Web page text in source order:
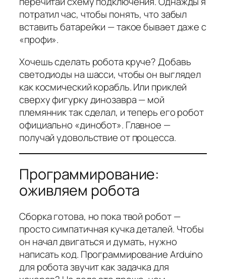
потратил час, чтобы понять, что забыл
вставить батарейки — такое бывает даже с
«профи».
Хочешь сделать робота круче? Добавь
светодиоды на шасси, чтобы он выглядел
как космический корабль. Или приклей
сверху фигурку динозавра — мой
племянник так сделал, и теперь его робот
официально «динобот». Главное —
получай удовольствие от процесса.
Программирование:
оживляем робота
Сборка готова, но пока твой робот —
просто симпатичная кучка деталей. Чтобы
он начал двигаться и думать, нужно
написать код. Программирование Arduino
для робота звучит как задачка для